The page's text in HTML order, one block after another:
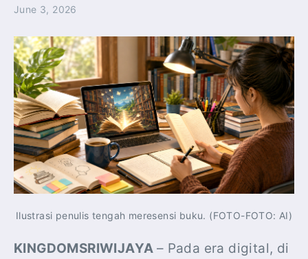
June 3, 2026
Ilustrasi penulis tengah meresensi buku. (FOTO-FOTO: AI)
KINGDOMSRIWIJAYA – Pada era digital, di